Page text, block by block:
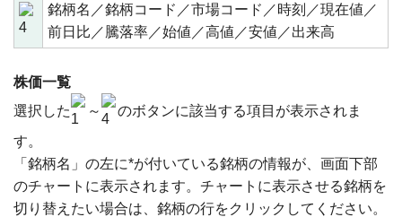
銘柄名／銘柄コード／市場コード／時刻／現在値／
前日比／騰落率／始値／高値／安値／出来高
株価一覧
選択した
～ のボタンに該当する項目が表示されま
す。
「銘柄名」の左に*が付いている銘柄の情報が、画面下部
のチャートに表示されます。チャートに表示させる銘柄を
切り替えたい場合は、銘柄の行をクリックしてください。